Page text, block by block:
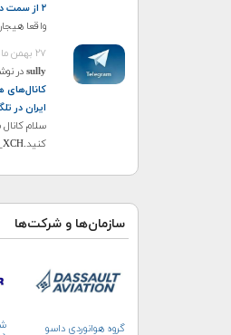
۲ از سمت دور ماه
واقعا
۲۷ بهمن ماه ۱۴۰۴
sullyدر
کانال‌های
ایران در
سلام
کنید.https://t.me/purple_XCH
سازمان‌ها و شرکت‌ها
گروه هوانوردی داسو